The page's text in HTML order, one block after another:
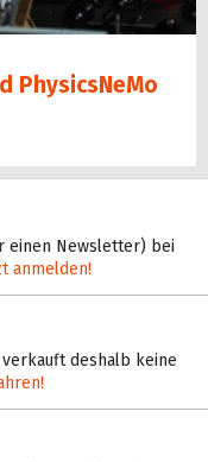
PhysicsNeMo
einen Newsletter) bei
anmelden!
deshalb keine